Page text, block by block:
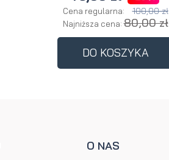
Cena regularna: 100,00 zł
Najniższa cena:80,00 zł
DO KOSZYKA
O NAS